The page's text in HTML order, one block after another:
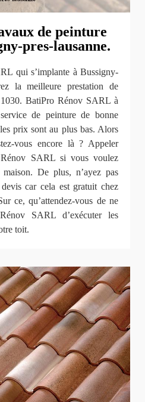
de peinture
pres-lausanne.
qui s’implante à Bussigny-
la meilleure prestation de
BatiPro Rénov SARL à
de peinture de bonne
prix sont au plus bas. Alors
vous encore là ? Appeler
Rénov SARL si vous voulez
De plus, n’ayez pas
car cela est gratuit chez
ce, qu’attendez-vous de ne
SARL d’exécuter les
toit.